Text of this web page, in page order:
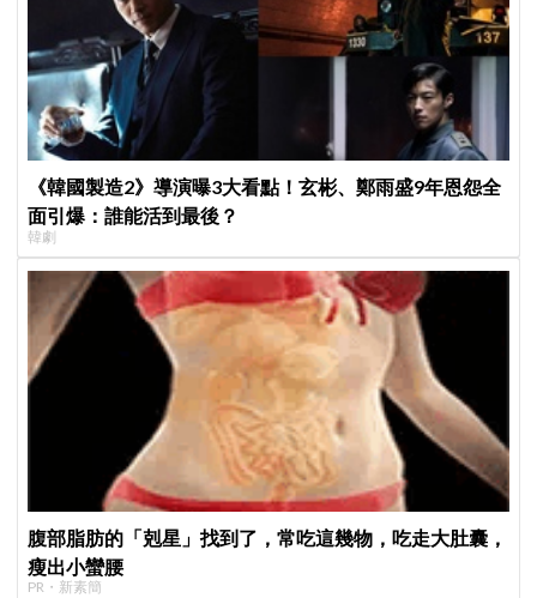
《韓國製造2》導演曝3大看點！玄彬、鄭雨盛9年恩怨全
面引爆：誰能活到最後？
韓劇
腹部脂肪的「剋星」找到了，常吃這幾物，吃走大肚囊，
瘦出小蠻腰
PR・新素簡